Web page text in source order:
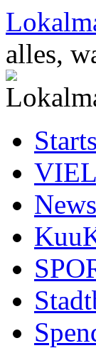
Zum
Inhalt
springen
alles,